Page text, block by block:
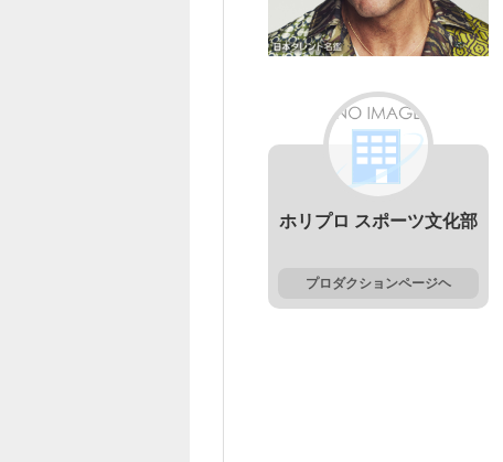
ホリプロ スポーツ文化部
プロダクションページヘ